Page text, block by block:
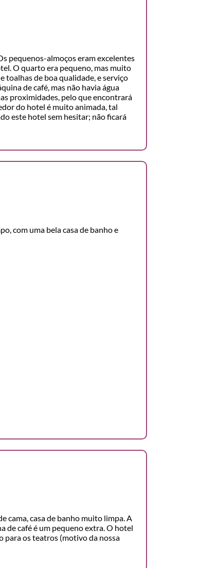
pequenos-almoços eram excelentes
O quarto era pequeno, mas muito
toalhas de boa qualidade, e serviço
de café, mas não havia água
proximidades, pelo que encontrará
do hotel é muito animada, tal
este hotel sem hesitar; não ficará
com uma bela casa de banho e
cama, casa de banho muito limpa. A
de café é um pequeno extra. O hotel
para os teatros (motivo da nossa